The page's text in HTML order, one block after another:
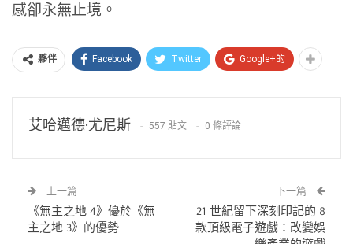
感卻永無止境。
夥伴 Facebook Twitter Google+的
艾哈邁德·尤尼斯 557 貼文 0 條評論
上一篇
《無主之地 4》優於《無
主之地 3》的優勢
下一篇
21 世紀留下深刻印記的 8
款頂級電子遊戲：改變娛